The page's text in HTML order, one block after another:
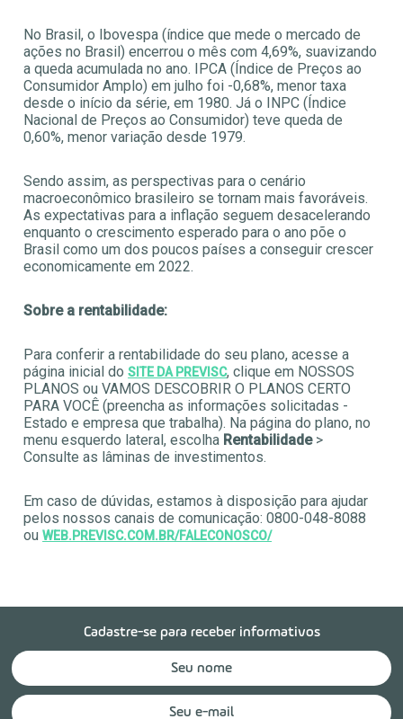
No Brasil, o Ibovespa (índice que mede o mercado de
ações no Brasil) encerrou o mês com 4,69%, suavizando
a queda acumulada no ano. IPCA (Índice de Preços ao
Consumidor Amplo) em julho foi -0,68%, menor taxa
desde o início da série, em 1980. Já o INPC (Índice
Nacional de Preços ao Consumidor) teve queda de
0,60%, menor variação desde 1979.
Sendo assim, as perspectivas para o cenário
macroeconômico brasileiro se tornam mais favoráveis.
As expectativas para a inflação seguem desacelerando
enquanto o crescimento esperado para o ano põe o
Brasil como um dos poucos países a conseguir crescer
economicamente em 2022.
Sobre a rentabilidade:
Para conferir a rentabilidade do seu plano, acesse a
página inicial doSITE DA PREVISC, clique em NOSSOS
PLANOS ou VAMOS DESCOBRIR O PLANOS CERTO
PARA VOCÊ (preencha as informações solicitadas -
Estado e empresa que trabalha). Na página do plano, no
menu esquerdo lateral, escolha Rentabilidade>
Consulte as lâminas de investimentos.
Em caso de dúvidas, estamos à disposição para ajudar
pelos nossos canais de comunicação: 0800-048-8088
ouWEB.PREVISC.COM.BR/FALECONOSCO/
Cadastre-se para receber informativos